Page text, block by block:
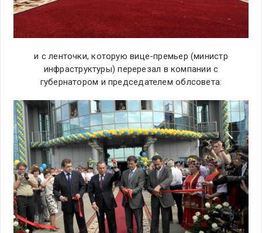
и с ленточки, которую вице-премьер (министр
инфраструктуры) перерезал в компании с
губернатором и председателем облсовета: